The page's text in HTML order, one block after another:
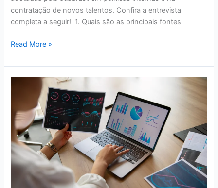
contratação de novos talentos. Confira a entrevista
completa a seguir! 1. Quais são as principais fontes
Read More »
Transformação
Cultura
data-
driven,
inovação
e
inclusão